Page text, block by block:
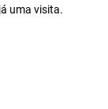
uma visita.